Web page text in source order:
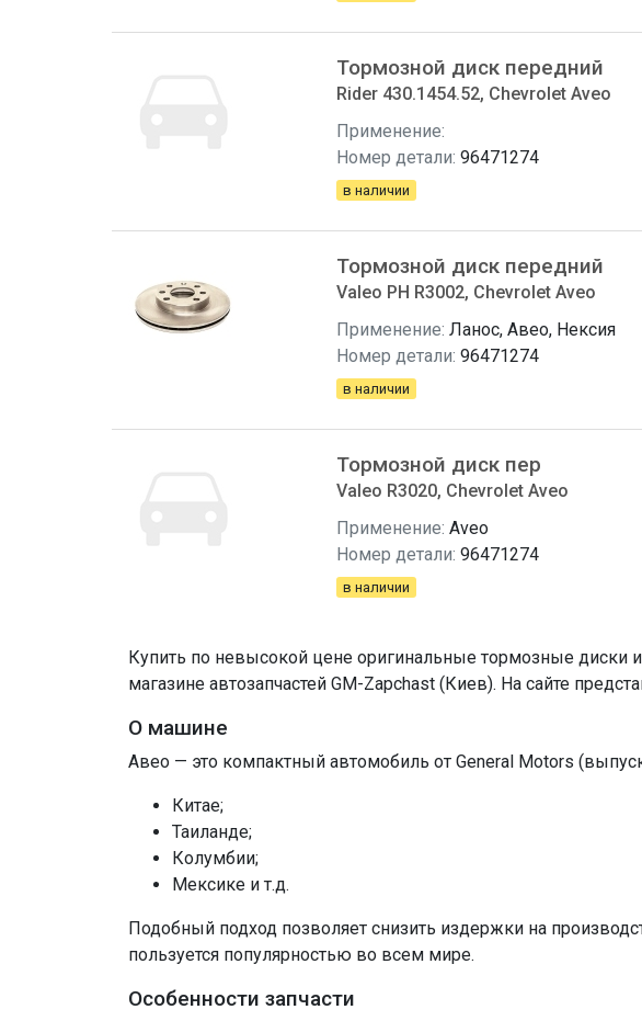
Тормозной диск передний
Rider 430.1454.52, Chevrolet Aveo
Применение:
Номер детали: 96471274
в наличии
Тормозной диск передний
Valeo PH R3002, Chevrolet Aveo
Применение: Ланос, Авео, Нексия
Номер детали: 96471274
в наличии
Тормозной диск пер
Valeo R3020, Chevrolet Aveo
Применение: Aveo
Номер детали: 96471274
в наличии
Купить по невысокой цене оригинальные тормозные диски
магазине автозапчастей GM-Zapchast (Киев). На сайте
О машине
Авео — это компактный автомобиль от General Motors
Китае;
Таиланде;
Колумбии;
Мексике и т.д.
Подобный подход позволяет снизить издержки на
пользуется популярностью во всем мире.
Особенности запчасти